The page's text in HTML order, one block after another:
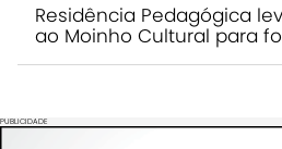
Residência Pedagógica
ao Moinho Cultural para
PUBLICIDADE